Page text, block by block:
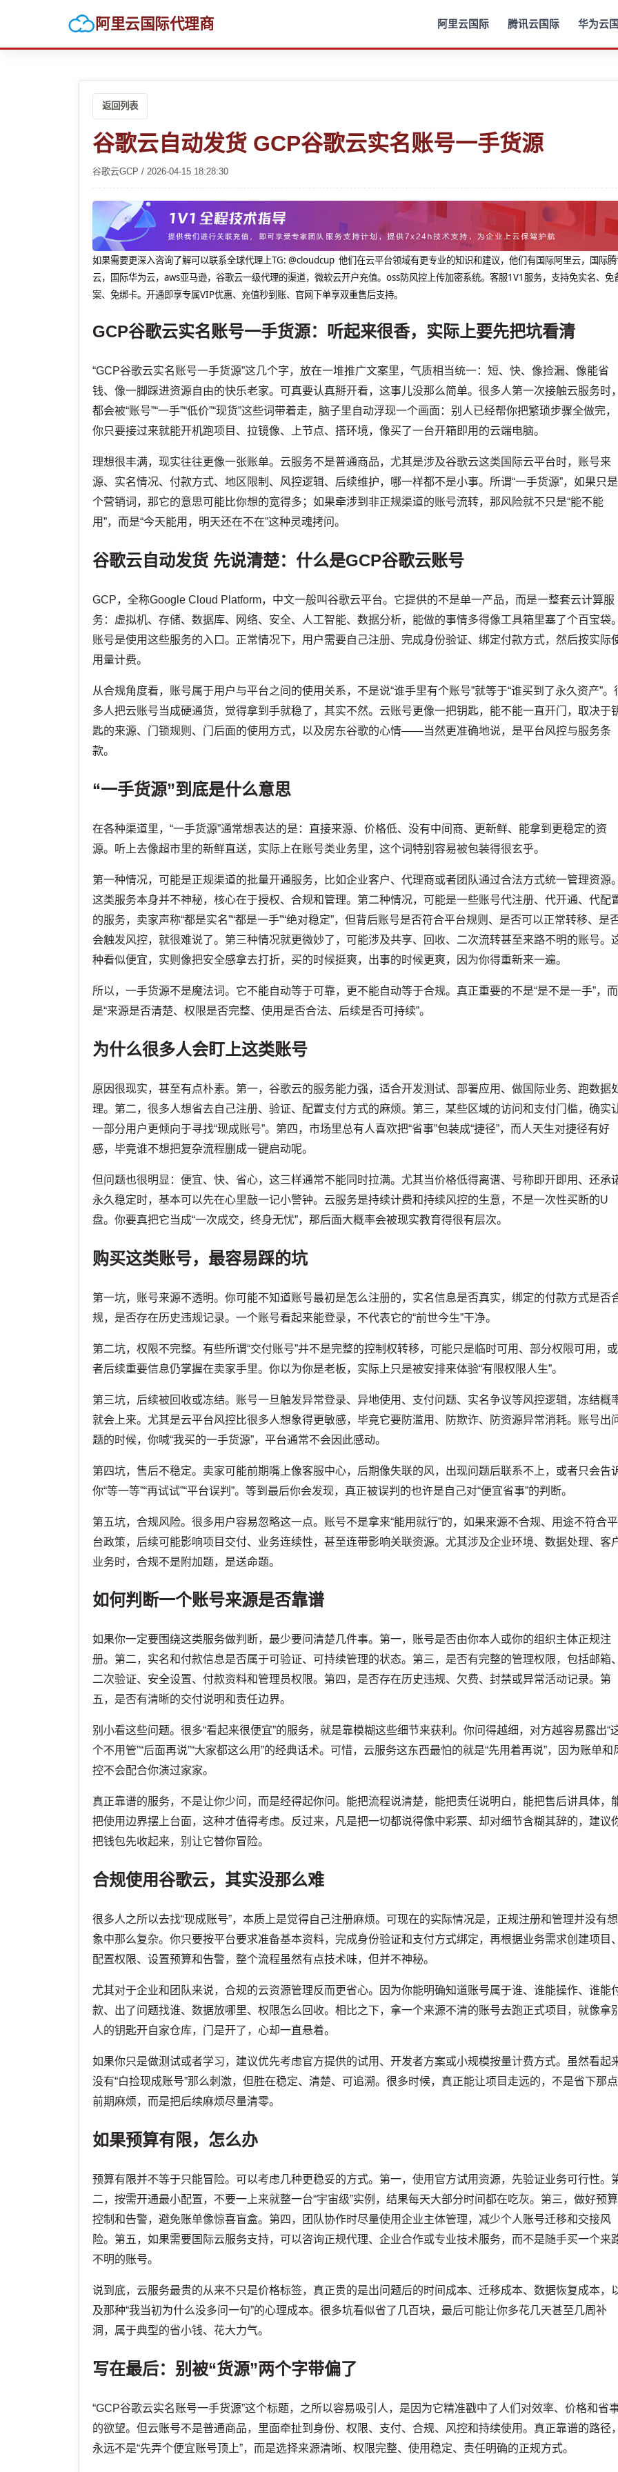
阿里云国际代理商 阿里云国际 腾讯云国际 华为云
返回列表
谷歌云自动发货 GCP谷歌云实名账号一手货源
谷歌云GCP / 2026-04-15 18:28:30
如果需要更深入咨询了解可以联系全球代理上TG: @cloudcup 他们在云平台领域有更专业的知识和建议，他们有国际阿里云，国际
云，国际华为云，aws亚马逊，谷歌云一级代理的渠道，微软云开户充值。oss防风控上传加密系统。客服1V1服务，支持免实名、免
案、免绑卡。开通即享专属VIP优惠、充值秒到账、官网下单享双重售后支持。
GCP谷歌云实名账号一手货源：听起来很香，实际上要先把坑看清
“GCP谷歌云实名账号一手货源”这几个字，放在一堆推广文案里，气质相当统一：短、快、像捡漏、像能省
钱、像一脚踩进资源自由的快乐老家。可真要认真掰开看，这事儿没那么简单。很多人第一次接触云服务时，
都会被“账号”“一手”“低价”“现货”这些词带着走，脑子里自动浮现一个画面：别人已经帮你把繁琐步骤全做完，
你只要接过来就能开机跑项目、拉镜像、上节点、搭环境，像买了一台开箱即用的云端电脑。
理想很丰满，现实往往更像一张账单。云服务不是普通商品，尤其是涉及谷歌云这类国际云平台时，账号来
源、实名情况、付款方式、地区限制、风控逻辑、后续维护，哪一样都不是小事。所谓“一手货源”，如果只是
个营销词，那它的意思可能比你想的宽得多；如果牵涉到非正规渠道的账号流转，那风险就不只是“能不能
用”，而是“今天能用，明天还在不在”这种灵魂拷问。
谷歌云自动发货 先说清楚：什么是GCP谷歌云账号
GCP，全称Google Cloud Platform，中文一般叫谷歌云平台。它提供的不是单一产品，而是一整套云计算服
务：虚拟机、存储、数据库、网络、安全、人工智能、数据分析，能做的事情多得像工具箱里塞了个百宝袋。
账号是使用这些服务的入口。正常情况下，用户需要自己注册、完成身份验证、绑定付款方式，然后按实际
用量计费。
从合规角度看，账号属于用户与平台之间的使用关系，不是说“谁手里有个账号”就等于“谁买到了永久资产”。
多人把云账号当成硬通货，觉得拿到手就稳了，其实不然。云账号更像一把钥匙，能不能一直开门，取决于
匙的来源、门锁规则、门后面的使用方式，以及房东谷歌的心情——当然更准确地说，是平台风控与服务条
款。
“一手货源”到底是什么意思
在各种渠道里，“一手货源”通常想表达的是：直接来源、价格低、没有中间商、更新鲜、能拿到更稳定的资
源。听上去像超市里的新鲜直送，实际上在账号类业务里，这个词特别容易被包装得很玄乎。
第一种情况，可能是正规渠道的批量开通服务，比如企业客户、代理商或者团队通过合法方式统一管理资源。
这类服务本身并不神秘，核心在于授权、合规和管理。第二种情况，可能是一些账号代注册、代开通、代配
的服务，卖家声称“都是实名”“都是一手”“绝对稳定”，但背后账号是否符合平台规则、是否可以正常转移、是
会触发风控，就很难说了。第三种情况就更微妙了，可能涉及共享、回收、二次流转甚至来路不明的账号。
种看似便宜，实则像把安全感拿去打折，买的时候挺爽，出事的时候更爽，因为你得重新来一遍。
所以，一手货源不是魔法词。它不能自动等于可靠，更不能自动等于合规。真正重要的不是“是不是一手”，而
是“来源是否清楚、权限是否完整、使用是否合法、后续是否可持续”。
为什么很多人会盯上这类账号
原因很现实，甚至有点朴素。第一，谷歌云的服务能力强，适合开发测试、部署应用、做国际业务、跑数据
理。第二，很多人想省去自己注册、验证、配置支付方式的麻烦。第三，某些区域的访问和支付门槛，确实
一部分用户更倾向于寻找“现成账号”。第四，市场里总有人喜欢把“省事”包装成“捷径”，而人天生对捷径有好
感，毕竟谁不想把复杂流程删成一键启动呢。
但问题也很明显：便宜、快、省心，这三样通常不能同时拉满。尤其当价格低得离谱、号称即开即用、还承
永久稳定时，基本可以先在心里敲一记小警钟。云服务是持续计费和持续风控的生意，不是一次性买断的U
盘。你要真把它当成“一次成交，终身无忧”，那后面大概率会被现实教育得很有层次。
购买这类账号，最容易踩的坑
第一坑，账号来源不透明。你可能不知道账号最初是怎么注册的，实名信息是否真实，绑定的付款方式是否
规，是否存在历史违规记录。一个账号看起来能登录，不代表它的“前世今生”干净。
第二坑，权限不完整。有些所谓“交付账号”并不是完整的控制权转移，可能只是临时可用、部分权限可用，或
者后续重要信息仍掌握在卖家手里。你以为你是老板，实际上只是被安排来体验“有限权限人生”。
第三坑，后续被回收或冻结。账号一旦触发异常登录、异地使用、支付问题、实名争议等风控逻辑，冻结概
就会上来。尤其是云平台风控比很多人想象得更敏感，毕竟它要防滥用、防欺诈、防资源异常消耗。账号出
题的时候，你喊“我买的一手货源”，平台通常不会因此感动。
第四坑，售后不稳定。卖家可能前期嘴上像客服中心，后期像失联的风，出现问题后联系不上，或者只会告
你“等一等”“再试试”“平台误判”。等到最后你会发现，真正被误判的也许是自己对“便宜省事”的判断。
第五坑，合规风险。很多用户容易忽略这一点。账号不是拿来“能用就行”的，如果来源不合规、用途不符合平
台政策，后续可能影响项目交付、业务连续性，甚至连带影响关联资源。尤其涉及企业环境、数据处理、客
业务时，合规不是附加题，是送命题。
如何判断一个账号来源是否靠谱
如果你一定要围绕这类服务做判断，最少要问清楚几件事。第一，账号是否由你本人或你的组织主体正规注
册。第二，实名和付款信息是否属于可验证、可持续管理的状态。第三，是否有完整的管理权限，包括邮箱、
二次验证、安全设置、付款资料和管理员权限。第四，是否存在历史违规、欠费、封禁或异常活动记录。第
五，是否有清晰的交付说明和责任边界。
别小看这些问题。很多“看起来很便宜”的服务，就是靠模糊这些细节来获利。你问得越细，对方越容易露出“
个不用管”“后面再说”“大家都这么用”的经典话术。可惜，云服务这东西最怕的就是“先用着再说”，因为账单和
控不会配合你演过家家。
真正靠谱的服务，不是让你少问，而是经得起你问。能把流程说清楚，能把责任说明白，能把售后讲具体，
把使用边界摆上台面，这种才值得考虑。反过来，凡是把一切都说得像中彩票、却对细节含糊其辞的，建议
把钱包先收起来，别让它替你冒险。
合规使用谷歌云，其实没那么难
很多人之所以去找“现成账号”，本质上是觉得自己注册麻烦。可现在的实际情况是，正规注册和管理并没有想
象中那么复杂。你只要按平台要求准备基本资料，完成身份验证和支付方式绑定，再根据业务需求创建项目、
配置权限、设置预算和告警，整个流程虽然有点技术味，但并不神秘。
尤其对于企业和团队来说，合规的云资源管理反而更省心。因为你能明确知道账号属于谁、谁能操作、谁能
款、出了问题找谁、数据放哪里、权限怎么回收。相比之下，拿一个来源不清的账号去跑正式项目，就像拿
人的钥匙开自家仓库，门是开了，心却一直悬着。
如果你只是做测试或者学习，建议优先考虑官方提供的试用、开发者方案或小规模按量计费方式。虽然看起
没有“白捡现成账号”那么刺激，但胜在稳定、清楚、可追溯。很多时候，真正能让项目走远的，不是省下那点
前期麻烦，而是把后续麻烦尽量清零。
如果预算有限，怎么办
预算有限并不等于只能冒险。可以考虑几种更稳妥的方式。第一，使用官方试用资源，先验证业务可行性。
二，按需开通最小配置，不要一上来就整一台“宇宙级”实例，结果每天大部分时间都在吃灰。第三，做好预算
控制和告警，避免账单像惊喜盲盒。第四，团队协作时尽量使用企业主体管理，减少个人账号迁移和交接风
险。第五，如果需要国际云服务支持，可以咨询正规代理、企业合作或专业技术服务，而不是随手买一个来
不明的账号。
说到底，云服务最贵的从来不只是价格标签，真正贵的是出问题后的时间成本、迁移成本、数据恢复成本，
及那种“我当初为什么没多问一句”的心理成本。很多坑看似省了几百块，最后可能让你多花几天甚至几周补
洞，属于典型的省小钱、花大力气。
写在最后：别被“货源”两个字带偏了
“GCP谷歌云实名账号一手货源”这个标题，之所以容易吸引人，是因为它精准戳中了人们对效率、价格和省
的欲望。但云账号不是普通商品，里面牵扯到身份、权限、支付、合规、风控和持续使用。真正靠谱的路径，
永远不是“先弄个便宜账号顶上”，而是选择来源清晰、权限完整、使用稳定、责任明确的正规方式。